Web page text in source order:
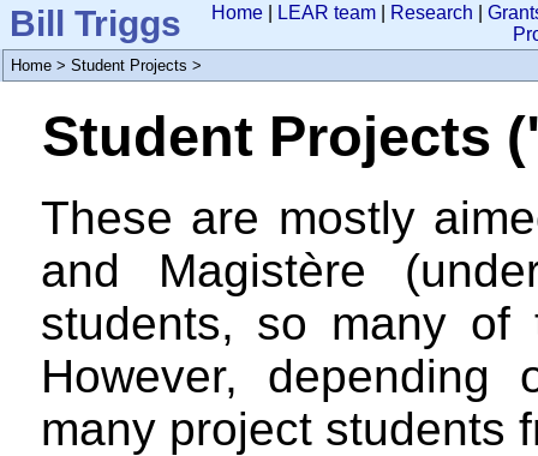
Bill Triggs Home LEAR team Research
Home > Student Projects >
Student Projects
These are mostly
and Magistère
students, so many of
However,
many project students